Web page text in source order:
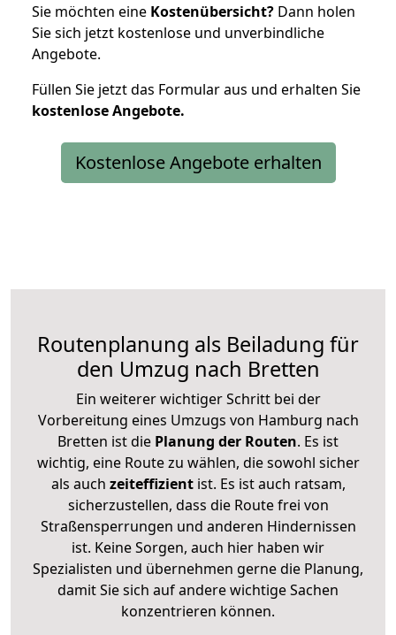
Sie möchten eine Kostenübersicht? Dann holen
Sie sich jetzt kostenlose und unverbindliche
Angebote.
Füllen Sie jetzt das Formular aus und erhalten Sie
kostenloseAngebote.
Kostenlose Angebote erhalten
Routenplanung als Beiladung für
den Umzug nach Bretten
Ein weiterer wichtiger Schritt bei der
Vorbereitung eines Umzugs von Hamburg nach
Bretten ist die Planung der Routen. Es ist
wichtig, eine Route zu wählen, die sowohl sicher
als auch zeiteffizientist. Es ist auch ratsam,
sicherzustellen, dass die Route frei von
Straßensperrungen und anderen Hindernissen
ist. Keine Sorgen, auch hier haben wir
Spezialisten und übernehmen gerne die Planung,
damit Sie sich auf andere wichtige Sachen
konzentrieren können.